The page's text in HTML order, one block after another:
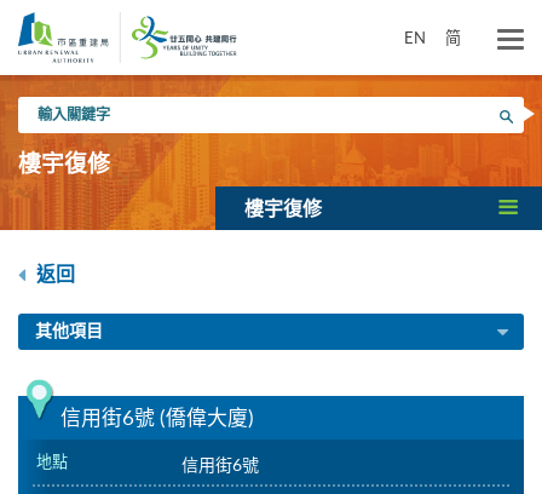
內
EN 简
入
關
鍵
搜尋
樓宇復修
樓宇復修
返回
其他項目
信用街6號 (僑偉大廈)
地點 信用街6號